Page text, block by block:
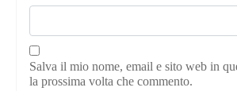
Salva il mio nome, email e sito web in
la prossima volta che commento.